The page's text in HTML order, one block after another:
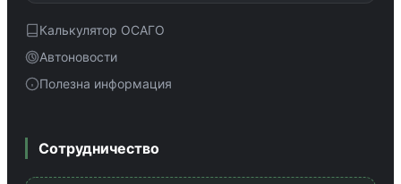
Калькулятор ОСАГО
Автоновости
Полезна информация
Сотрудничество